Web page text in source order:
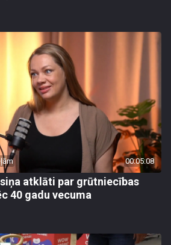
00:05:08
atklāti par grūtniecības
40 gadu vecuma